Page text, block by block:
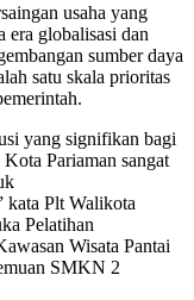
usaha yang
era globalisasi dan
sumber daya
satu skala prioritas
yang signifikan bagi
Pariaman sangat
kata Plt Walikota
Pelatihan
Wisata Pantai
SMKN 2